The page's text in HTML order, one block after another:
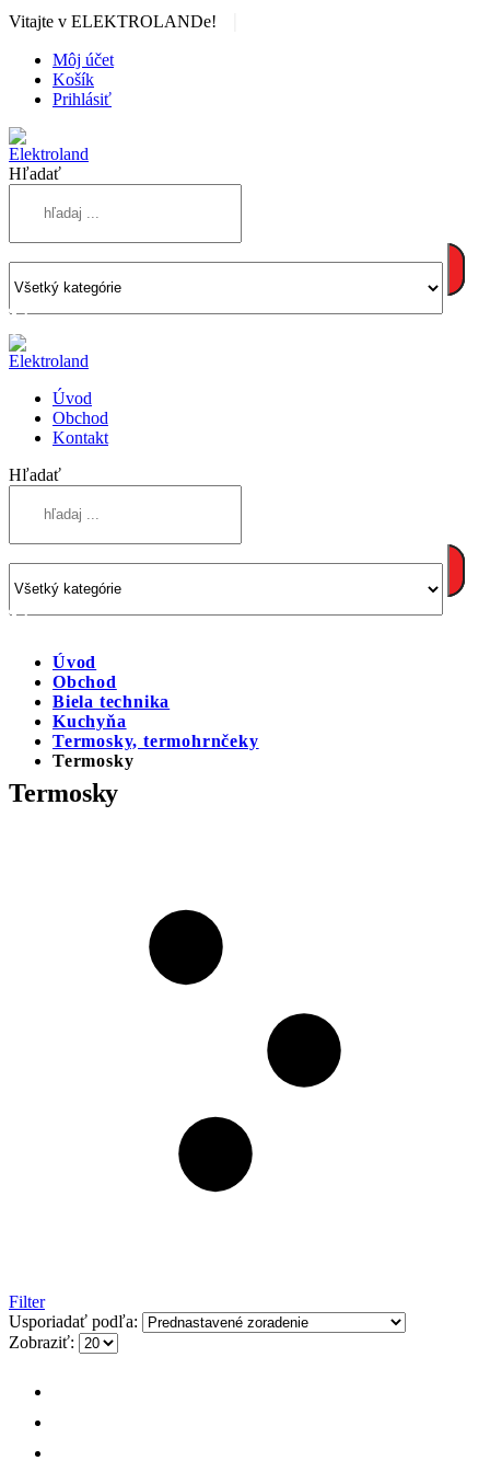
Vitajte v ELEKTROLANDe!
Môj účet
Košík
Prihlásiť
Hľadať
Úvod
Obchod
Kontakt
Hľadať
Úvod
Obchod
Biela technika
Kuchyňa
Termosky, termohrnčeky
Termosky
Termosky
Filter
Usporiadať podľa:
Zobraziť: